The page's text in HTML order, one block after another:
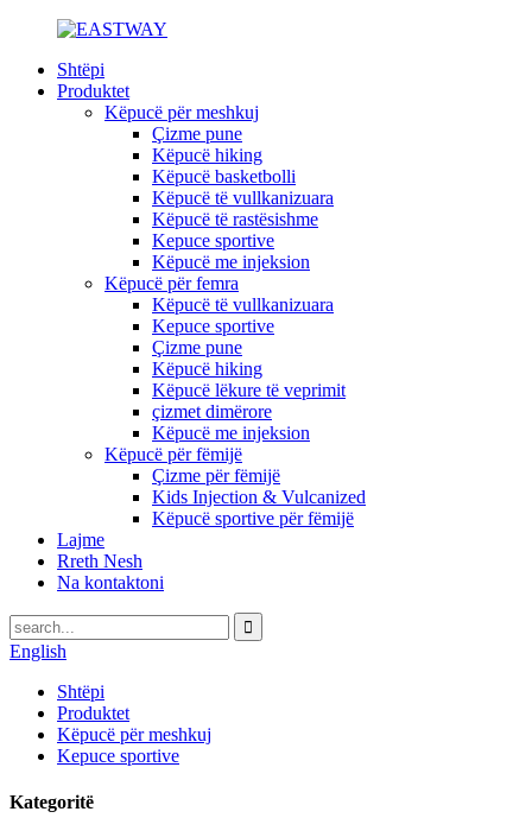
Shtëpi
Produktet
Këpucë për meshkuj
Çizme pune
Këpucë hiking
Këpucë basketbolli
Këpucë të vullkanizuara
Këpucë të rastësishme
Kepuce sportive
Këpucë me injeksion
Këpucë për femra
Këpucë të vullkanizuara
Kepuce sportive
Çizme pune
Këpucë hiking
Këpucë lëkure të veprimit
çizmet dimërore
Këpucë me injeksion
Këpucë për fëmijë
Çizme për fëmijë
Kids Injection & Vulcanized
Këpucë sportive për fëmijë
Lajme
Rreth Nesh
Na kontaktoni
English
Shtëpi
Produktet
Këpucë për meshkuj
Kepuce sportive
Kategoritë